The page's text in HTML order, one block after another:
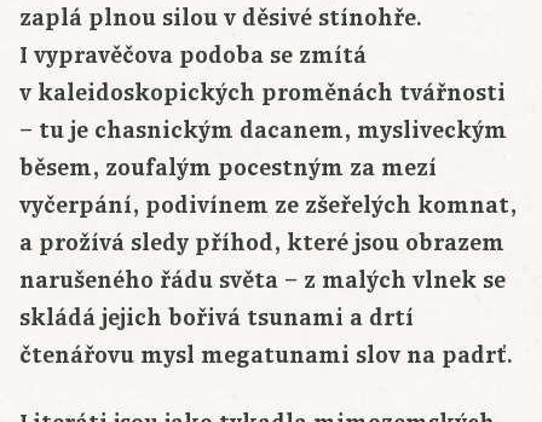
zaplá plnou silou v děsivé stínohře.
I vypravěčova podoba se zmítá
v kaleidoskopických proměnách tvářnosti
– tu je chasnickým dacanem, mysliveckým
běsem, zoufalým pocestným za mezí
vyčerpání, podivínem ze zšeřelých komnat,
a prožívá sledy příhod, které jsou obrazem
narušeného řádu světa – z malých vlnek se
skládá jejich bořivá tsunami a drtí
čtenářovu mysl megatunami slov na padrť.